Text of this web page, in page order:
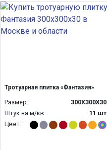
Тротуарная плитка «Фантазия»
Размер:
300Х300Х30
Штук на м/кв:
11 шт
Цвет: